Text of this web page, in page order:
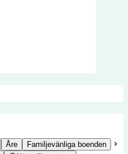
Åre
Familjevänliga boenden